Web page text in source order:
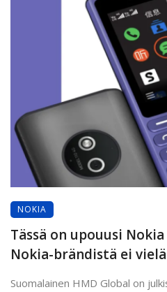
NOKIA
Tässä on upouusi
Nokia-brändistä ei
Suomalainen HMD Global on